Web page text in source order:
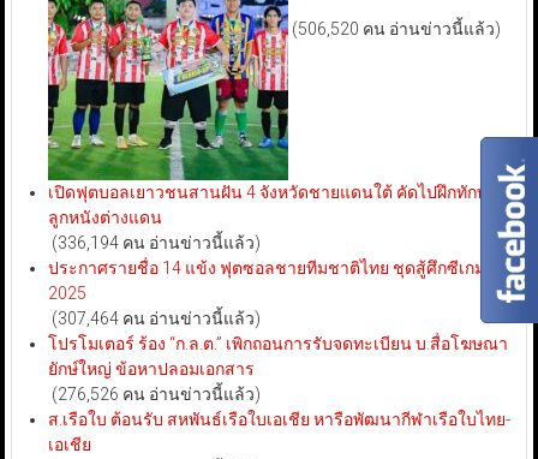
(506,520 คน อ่านข่าวนี้แล้ว)
เปิดฟุตบอลเยาวชนสานฝัน 4 จังหวัดชายแดนใต้ คัดไปฝึกทักษะ
ลูกหนังต่างแดน
(336,194 คน อ่านข่าวนี้แล้ว)
ประกาศรายชื่อ 14 แข้ง ฟุตซอลชายทีมชาติไทย ชุดสู้ศึกซีเกมส์
2025
(307,464 คน อ่านข่าวนี้แล้ว)
โปรโมเตอร์ ร้อง “ก.ล.ต.” เพิกถอนการรับจดทะเบียน บ.สื่อโฆษณา
ยักษ์ใหญ่ ข้อหาปลอมเอกสาร
(276,526 คน อ่านข่าวนี้แล้ว)
ส.เรือใบ ต้อนรับ สหพันธ์เรือใบเอเชีย หารือพัฒนากีฬาเรือใบไทย-
เอเชีย